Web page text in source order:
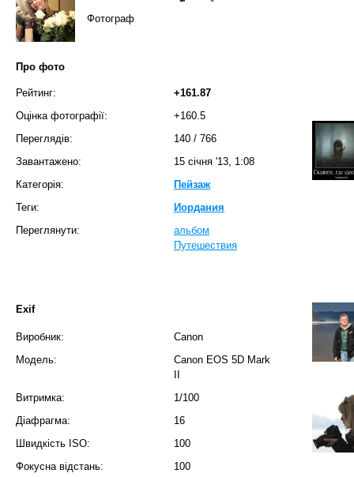
Фотограф
Про фото
Рейтинг:
+161.87
Оцінка фотографії:
+160.5
Переглядів:
140 / 766
Завантажено:
15 січня '13, 1:08
Категорія:
Пейзаж
Теги:
Иордания
Переглянути:
альбом
Путешествия
Exif
Виробник:
Canon
Модель:
Canon EOS 5D Mark
Витримка:
1/100
Діафрагма:
16
Швидкість ISO:
100
Фокусна відстань:
100